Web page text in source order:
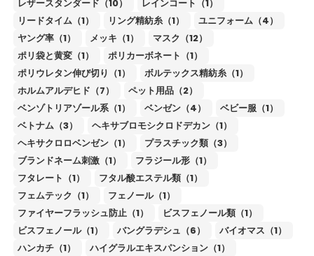
レザースタンダード（10）
レインコート（1）
リードタイム（1）
リング精紡糸（1）
ユニフォーム（4）
ヤング率（1）
メッキ（1）
マスク（12）
ポリ袋と黄変（1）
ポリカーボネート（1）
ポリウレタン伸び切り（1）
ボルテックス精紡糸（1）
ホルムアルデヒド（7）
ペット用品（2）
ベンゾトリアゾール系（1）
ベンゼン（4）
ベビー服（1）
ベトナム（3）
ヘキサブロモシクロドデカン（1）
ヘキサクロロベンゼン（1）
プラスチック類（3）
ブランドネーム刺激（1）
フラジール形（1）
フタレート（1）
フタル酸エステル類（1）
フェムテック（1）
フェノール（1）
ファイヤーフラッシュ防止（1）
ビスフェノール類（1）
ビスフェノール（1）
バングラデシュ（6）
バイオマス（1）
ハンカチ（1）
ハイグラルエキスパンション（1）